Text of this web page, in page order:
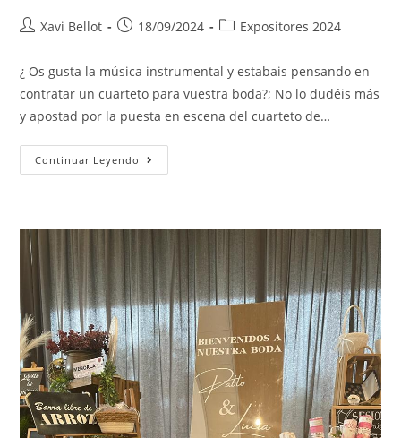
Xavi Bellot 18/09/2024 Expositores 2024
¿ Os gusta la música instrumental y estabais pensando en
contratar un cuarteto para vuestra boda?; No lo dudéis más
y apostad por la puesta en escena del cuarteto de…
Continuar Leyendo